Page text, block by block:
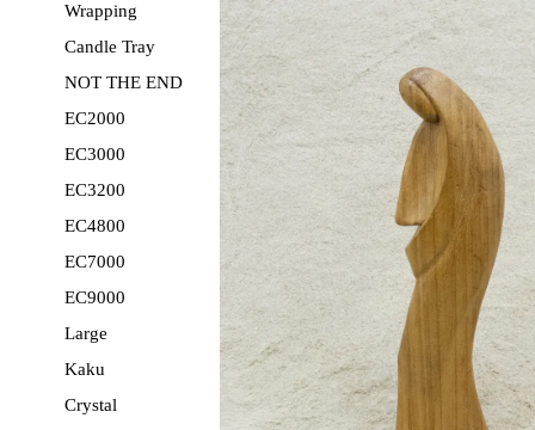
Wrapping
Candle Tray
NOT THE END
EC2000
EC3000
EC3200
EC4800
EC7000
EC9000
Large
Kaku
Crystal